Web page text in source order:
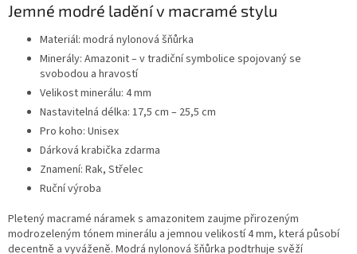
Jemné modré ladění v macramé stylu
Materiál: modrá nylonová šňůrka
Minerály: Amazonit – v tradiční symbolice spojovaný se
svobodou a hravostí
Velikost minerálu: 4 mm
Nastavitelná délka: 17,5 cm – 25,5 cm
Pro koho: Unisex
Dárková krabička zdarma
Znamení: Rak, Střelec
Ruční výroba
Pletený macramé náramek s amazonitem zaujme přirozeným
modrozeleným tónem minerálu a jemnou velikostí 4 mm, která působí
decentně a vyváženě. Modrá nylonová šňůrka podtrhuje svěží